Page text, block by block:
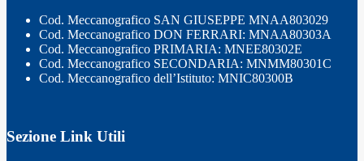
Cod. Meccanografico SAN GIUSEPPE MNAA803029
Cod. Meccanografico DON FERRARI: MNAA80303A
Cod. Meccanografico PRIMARIA: MNEE80302E
Cod. Meccanografico SECONDARIA: MNMM80301C
Cod. Meccanografico dell’Istituto: MNIC80300B
Sezione Link Utili